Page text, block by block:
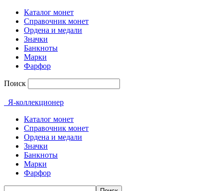
Каталог монет
Справочник монет
Ордена и медали
Значки
Банкноты
Марки
Фарфор
Поиск
Я-коллекционер
Каталог монет
Справочник монет
Ордена и медали
Значки
Банкноты
Марки
Фарфор